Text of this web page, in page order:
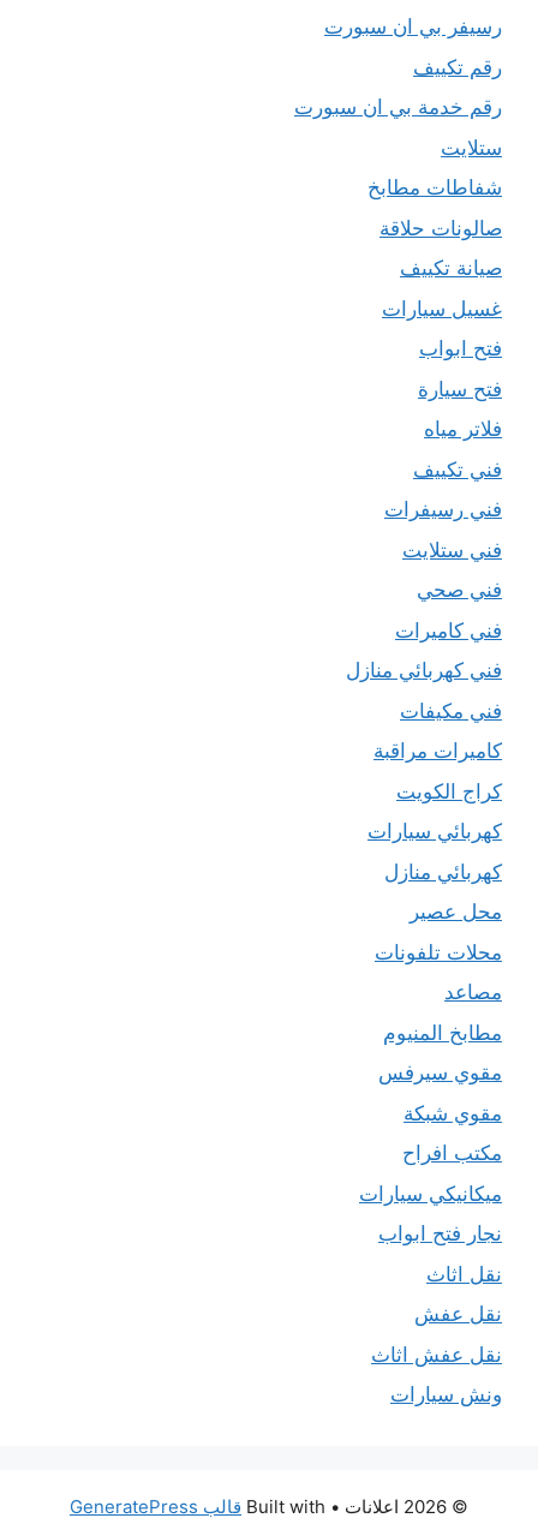
رسيفر بي ان سبورت
رقم تكييف
رقم خدمة بي ان سبورت
ستلايت
شفاطات مطابخ
صالونات حلاقة
صيانة تكييف
غسيل سيارات
فتح ابواب
فتح سيارة
فلاتر مياه
فني تكييف
فني رسيفرات
فني ستلايت
فني صحي
فني كاميرات
فني كهربائي منازل
فني مكيفات
كاميرات مراقبة
كراج الكويت
كهربائي سيارات
كهربائي منازل
محل عصير
محلات تلفونات
مصاعد
مطابخ المنيوم
مقوي سيرفس
مقوي شبكة
مكتب افراح
ميكانيكي سيارات
نجار فتح ابواب
نقل اثاث
نقل عفش
نقل عفش اثاث
ونش سيارات
© 2026 اعلانات • Built with قالب GeneratePress